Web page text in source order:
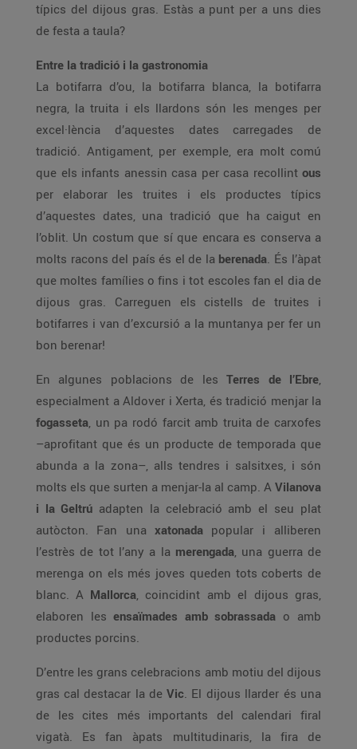
típics del dijous gras. Estàs a punt per a uns dies
de festa a taula?
Entre la tradició i la gastronomia
La botifarra d’ou, la botifarra blanca, la botifarra
negra, la truita i els llardons són les menges per
excel·lència d’aquestes dates carregades de
tradició. Antigament, per exemple, era molt comú
que els infants anessin casa per casa recollint ous
per elaborar les truites i els productes típics
d’aquestes dates, una tradició que ha caigut en
l’oblit. Un costum que sí que encara es conserva a
molts racons del país és el de la berenada. És l’àpat
que moltes famílies o fins i tot escoles fan el dia de
dijous gras. Carreguen els cistells de truites i
botifarres i van d’excursió a la muntanya per fer un
bon berenar!
En algunes poblacions de les Terres de l’Ebre,
especialment a Aldover i Xerta, és tradició menjar la
fogasseta, un pa rodó farcit amb truita de carxofes
–aprofitant que és un producte de temporada que
abunda a la zona–, alls tendres i salsitxes, i són
molts els que surten a menjar-la al camp. A Vilanova
i la Geltrú adapten la celebració amb el seu plat
autòcton. Fan una xatonada popular i alliberen
l’estrès de tot l’any a la merengada, una guerra de
merenga on els més joves queden tots coberts de
blanc. A Mallorca, coincidint amb el dijous gras,
elaboren les ensaïmades amb sobrassada o amb
productes porcins.
D’entre les grans celebracions amb motiu del dijous
gras cal destacar la de Vic. El dijous llarder és una
de les cites més importants del calendari firal
vigatà. Es fan àpats multitudinaris, la fira de